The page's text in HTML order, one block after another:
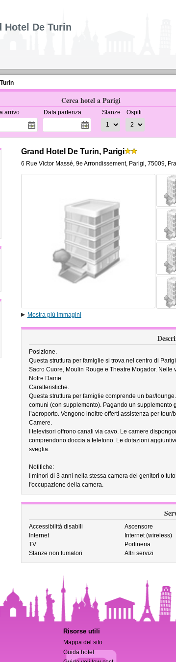
Hotel De Turin
Cerca hotel a Parigi
arrivo Data partenza Stanze Ospiti
Grand Hotel De Turin, Parigi
6 Rue Victor Massé, 9e Arrondissement, Parigi, 75009,
Mostra più immagini
Posizione.
Questa struttura per famiglie si trova nel centro di
Sacro Cuore, Moulin Rouge e Theatre Mogador.
Notre Dame.
Caratteristiche.
Questa struttura per famiglie comprende un bar/
comuni (con supplemento). Pagando un supplemento
l’aeroporto. Vengono inoltre offerti assistenza per
Camere.
I televisori offrono canali via cavo. Le camere
comprendono doccia a telefono. Le dotazioni
sveglia.
Notifiche:
I minori di 3 anni nella stessa camera dei genitori o
l'occupazione della camera.
Accessibilità disabili Ascensore
Internet
Internet (wireless)
TV
Portineria
Stanze non fumatori
Altri servizi
Risorse utili
Mappa del sito
Guida hotel